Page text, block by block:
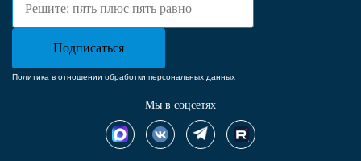
Политика в отношении обработки персональных данных
Мы в соцсетях